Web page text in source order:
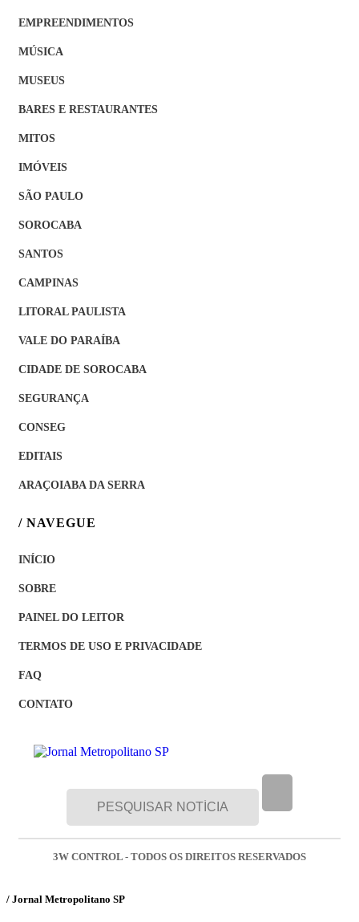
EMPREENDIMENTOS
MÚSICA
MUSEUS
BARES E RESTAURANTES
MITOS
IMÓVEIS
SÃO PAULO
SOROCABA
SANTOS
CAMPINAS
LITORAL PAULISTA
VALE DO PARAÍBA
CIDADE DE SOROCABA
SEGURANÇA
CONSEG
EDITAIS
ARAÇOIABA DA SERRA
/ NAVEGUE
INÍCIO
SOBRE
PAINEL DO LEITOR
TERMOS DE USO E PRIVACIDADE
FAQ
CONTATO
3W CONTROL - TODOS OS DIREITOS RESERVADOS
/ Jornal Metropolitano SP